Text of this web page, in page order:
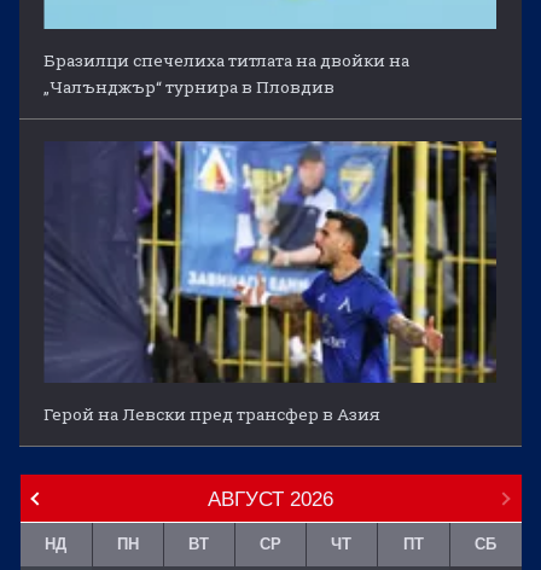
Бразилци спечелиха титлата на двойки на
„Чалънджър“ турнира в Пловдив
Герой на Левски пред трансфер в Азия
АВГУСТ 2026
НД ПН ВТ СР ЧТ ПТ СБ